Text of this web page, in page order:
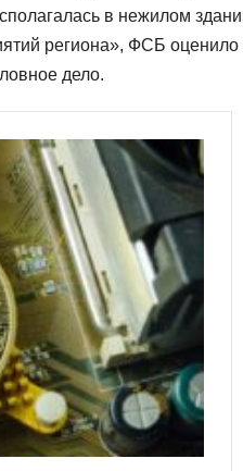
в нежилом
региона», ФСБ
дело.